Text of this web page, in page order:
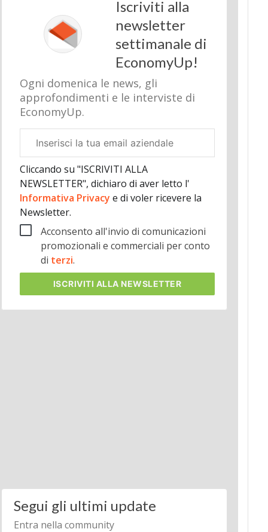
Iscriviti alla
newsletter
settimanale di
EconomyUp!
Ogni domenica le news, gli
approfondimenti e le interviste di
EconomyUp.
aziendale
Cliccando su "ISCRIVITI ALLA
NEWSLETTER", dichiaro di aver letto l'
Informativa Privacy e di voler ricevere la
Newsletter.
Acconsento all'invio di comunicazioni
promozionali e commerciali per conto
di terzi.
ISCRIVITI ALLA NEWSLETTER
Segui gli ultimi update
Entra nella community